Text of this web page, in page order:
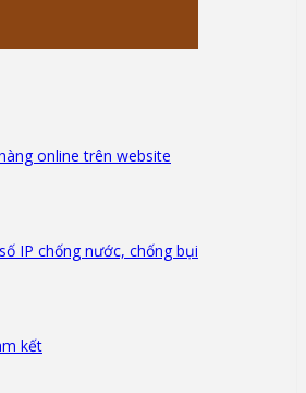
online trên website
IP chống nước, chống bụi
kết